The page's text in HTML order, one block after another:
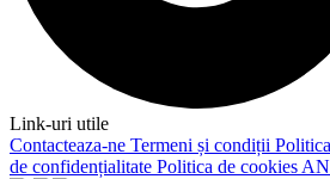
Link-uri utile
Contacteaza-ne Termeni și condiții
de confidențialitate Politica de cookies